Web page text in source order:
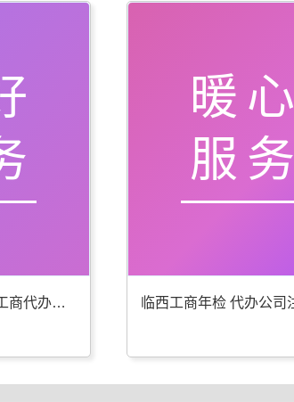
公司注册 年检 临西工商代办更专业
暖心
服务